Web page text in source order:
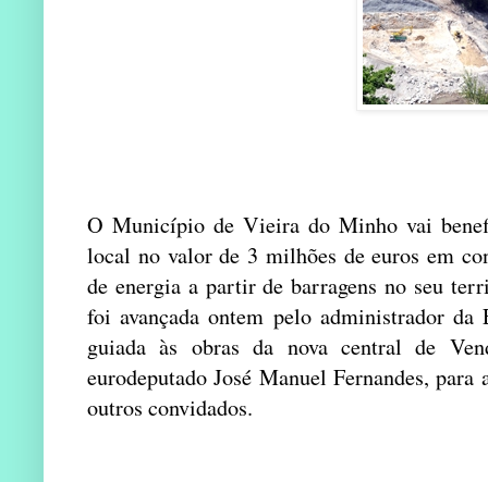
O Município de Vieira do Minho vai
local no valor de 3 milhões de euros em
de energia a partir de barragens no seu
foi avançada ontem pelo administrador
guiada às obras da nova central de
eurodeputado José Manuel Fernandes,
outros convidados.